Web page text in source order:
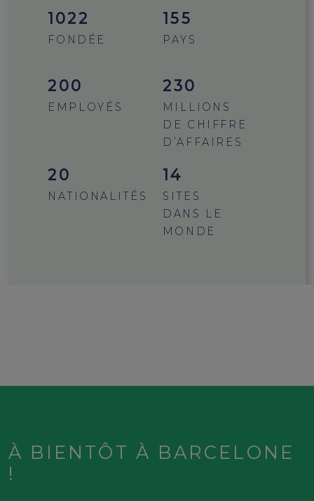
1436
FONDÉE
155
PAYS
200
EMPLOYÉS
230
MILLIONS
DE CHIFFRE
D’AFFAIRES
21
NATIONALITÉS
15
SITES
DANS LE
MONDE
À BIENTÔT À BARCELONE
!